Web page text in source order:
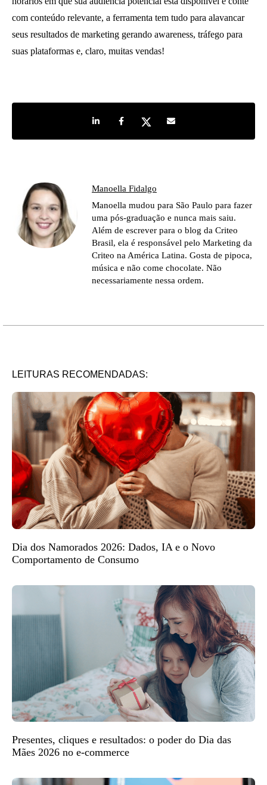
com conteúdo relevante, a ferramenta tem tudo para alavancar
seus resultados de marketing gerando awareness, tráfego para
suas plataformas e, claro, muitas vendas!
Share on LinkedIn
Share on Facebook
Share on TwitterShare by e-mail
Manoella Fidalgo
Manoella mudou para São Paulo para fazer
uma pós-graduação e nunca mais saiu.
Além de escrever para o blog da Criteo
Brasil, ela é responsável pelo Marketing da
Criteo na América Latina. Gosta de pipoca,
música e não come chocolate. Não
necessariamente nessa ordem.
LEITURAS RECOMENDADAS:
Dia dos Namorados 2026: Dados, IA e o Novo
Comportamento de Consumo
Presentes, cliques e resultados: o poder do Dia das
Mães 2026 no e-commerce